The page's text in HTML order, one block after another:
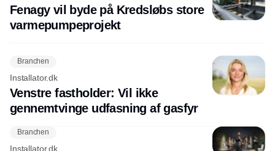
Fenagy vil byde på Kredsløbs store
varmepumpeprojekt
Branchen
Installator.dk
Venstre fastholder: Vil ikke
gennemtvinge udfasning af gasfyr
Branchen
Installator.dk